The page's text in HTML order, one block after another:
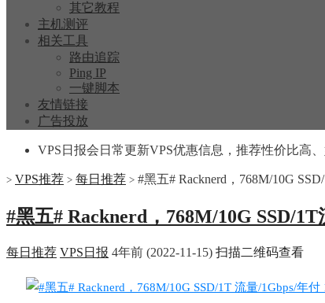
其它教程
主机测评
相关工具
路由追踪
Ping IP
一键脚本
友情链接
广告投放
VPS日报会日常更新VPS优惠信息，推荐性价比高
> VPS推荐 > 每日推荐 > #黑五# Racknerd，768M/10G
#黑五# Racknerd，768M/10G SSD/
每日推荐 VPS日报 4年前 (2022-11-15) 扫描二维码查看